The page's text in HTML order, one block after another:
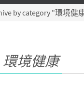
by category "環境健
環境健康